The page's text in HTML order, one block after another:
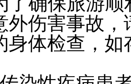
外伤害事故
身体检查，